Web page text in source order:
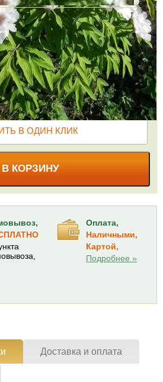
3650 руб.
В наличии
4350 руб.
В наличии
5000 руб.
В наличии
Количество
В КОРЗИНУ
В ОДИН КЛИК
Оплата,
Наличными,
Картой,
Подробнее »
Доставка и оплата